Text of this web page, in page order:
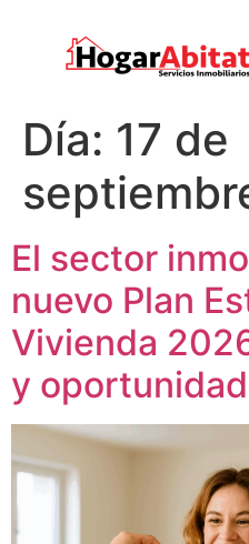
Día: 17 de
El sector
nuevo Plan
Vivienda
y